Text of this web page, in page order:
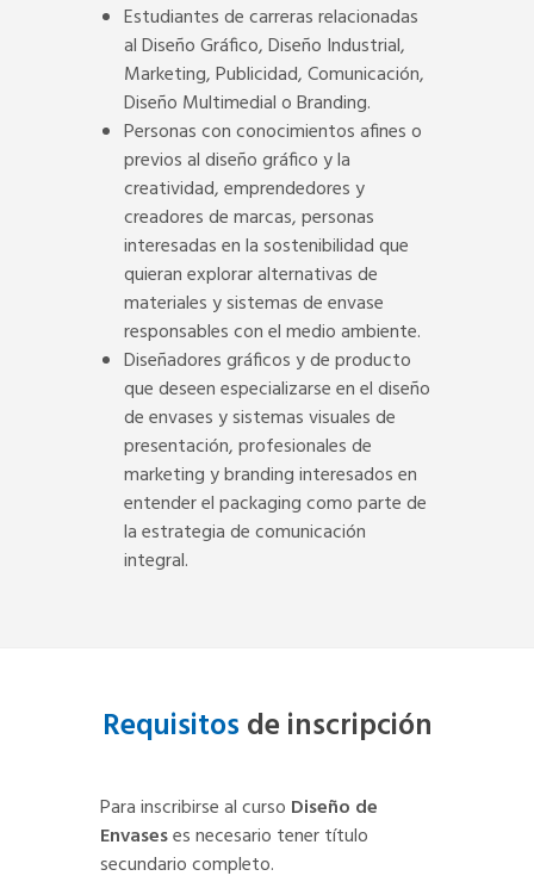
Estudiantes de carreras relacionadas
al Diseño Gráfico, Diseño Industrial,
Marketing, Publicidad, Comunicación,
Diseño Multimedial o Branding.
Personas con conocimientos afines o
previos al diseño gráfico y la
creatividad, emprendedores y
creadores de marcas, personas
interesadas en la sostenibilidad que
quieran explorar alternativas de
materiales y sistemas de envase
responsables con el medio ambiente.
Diseñadores gráficos y de producto
que deseen especializarse en el diseño
de envases y sistemas visuales de
presentación, profesionales de
marketing y branding interesados en
entender el packaging como parte de
la estrategia de comunicación
integral.
Requisitos de inscripción
Para inscribirse al curso Diseño de
Envaseses necesario tener título
secundario completo.